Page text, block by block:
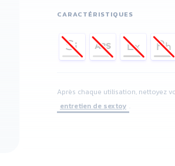
CARACTÉRISTIQUES
Après chaque utilisation, nettoyez
entretien de sextoy .